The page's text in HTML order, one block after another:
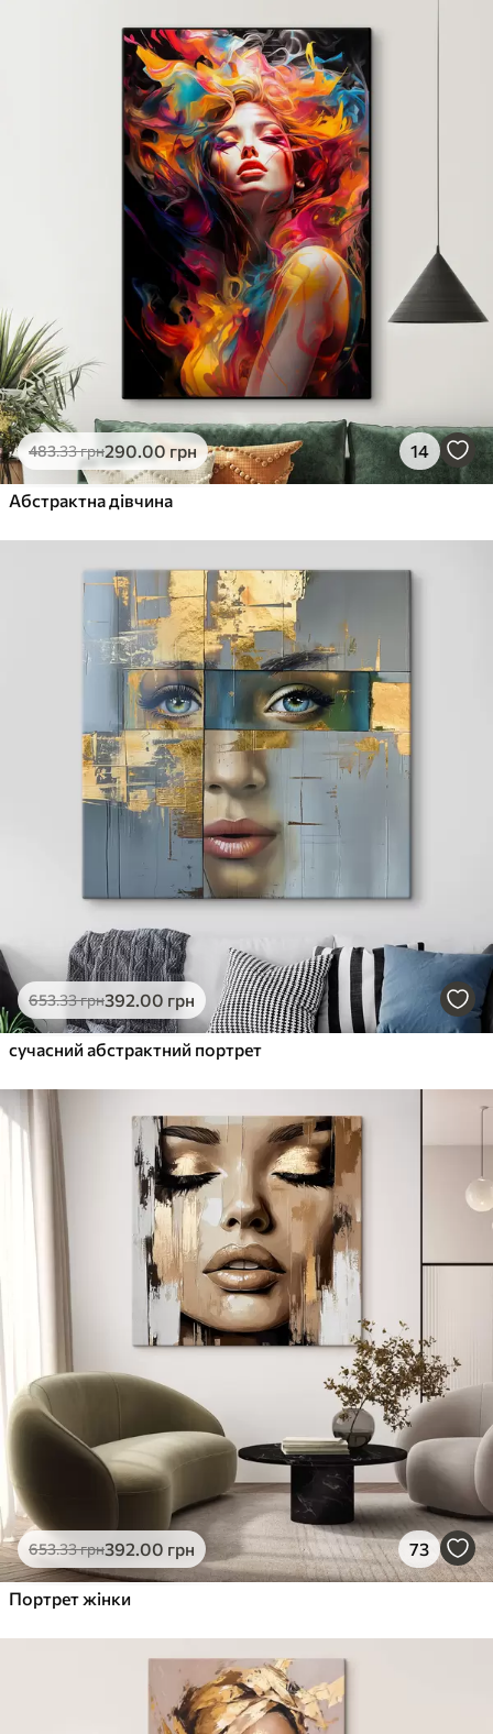
Яскраві, насичені кольори
Стійкість до вицвітання
Безпечне чорнило без запаху
Поверхня з текстурою полотна
Екологічний матеріал
Яскраві, насичені кольори
Стійкість до вицвітання
✓Безпечне чорнило без запаху
✓Поверхня з текстурою полотна
✗Екологічний матеріал
Еко-Преміум
.00грн
✓Яскраві, насичені кольори
Поверхня з текстурою полотна
Екологічний матеріал
483.33грн290.00 грн 14
Абстрактна дівчина
653.33грн392.00 грн
сучасний абстрактний портрет
653.33грн392.00 грн 73
Портрет жінки